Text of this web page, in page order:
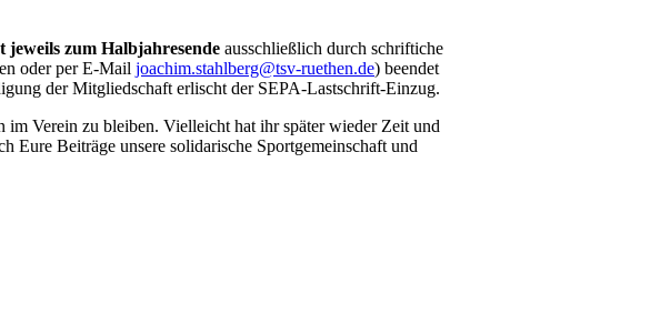
jeweils zum Halbjahresende ausschließlich durch schriftiche
oder per E-Mail joachim.stahlberg@tsv-ruethen.de) beendet
der Mitgliedschaft erlischt der SEPA-Lastschrift-Einzug.
Verein zu bleiben. Vielleicht hat ihr später wieder Zeit und
Eure Beiträge unsere solidarische Sportgemeinschaft und